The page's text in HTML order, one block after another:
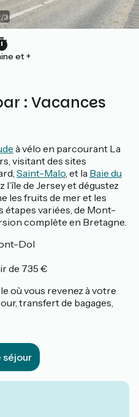
/3
et +
: Vacances
à vélo en parcourant La
visitant des sites
Saint-Malo, et la Baie du
l’île de Jersey et dégustez
les fruits de mer et les
étapes variées, de Mont-
complète en Bretagne.
Dol
de 735 €
où vous revenez à votre
transfert de bagages,
séjour